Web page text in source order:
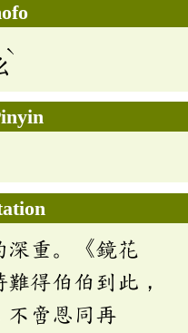
ˋ
深重。《鏡花
得伯伯到此，
不啻恩同再